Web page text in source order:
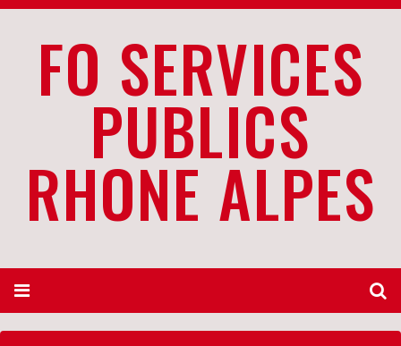
FO SERVICES
PUBLICS
RHONE ALPES